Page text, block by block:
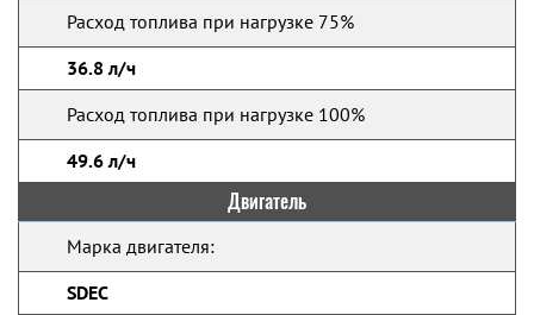
Расход топлива при нагрузке 75%
36.8 л/ч
Расход топлива при нагрузке 100%
49.6 л/ч
Двигатель
Марка двигателя:
SDEC